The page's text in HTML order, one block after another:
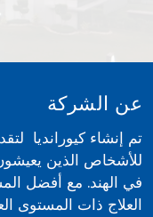
عن الشركة
تم إنشاء كيورانديا
للأشخاص الذين
في الهند. مع أفضل
العلاج ذات المستوى